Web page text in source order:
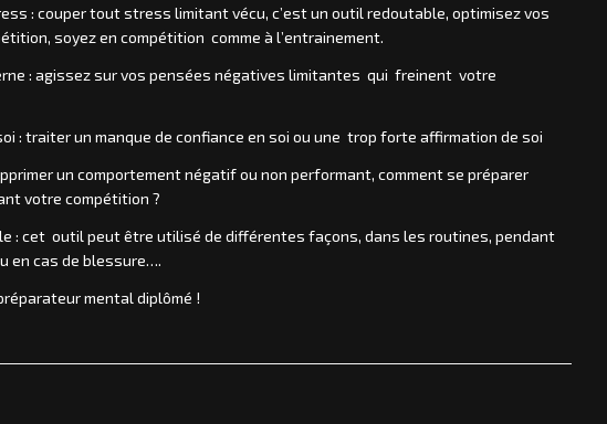
: couper tout stress limitant vécu, c’est un outil redoutable, optimisez vos
soyez en compétition comme à l’entrainement.
: agissez sur vos pensées négatives limitantes qui freinent votre
: traiter un manque de confiance en soi ou une trop forte affirmation de soi
un comportement négatif ou non performant, comment se préparer
votre compétition ?
: cet outil peut être utilisé de différentes façons, dans les routines, pendant
en cas de blessure….
mental diplômé !